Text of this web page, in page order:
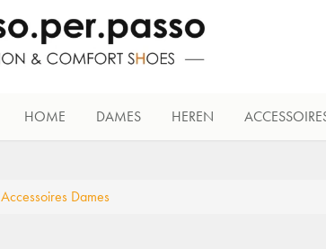
HOME DAMES HEREN
Accessoires Dames